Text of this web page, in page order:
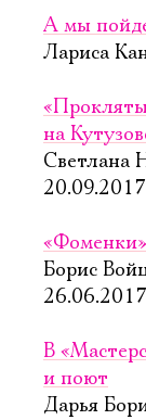
А мы
Лариса
на
Светлана
20.09.2017
Борис
26.06.2017
В
и поют
Дарья